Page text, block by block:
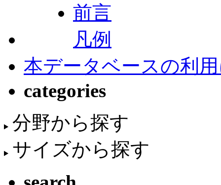
前言
凡例
本データベースの利
categories
分野から探す
サイズから探す